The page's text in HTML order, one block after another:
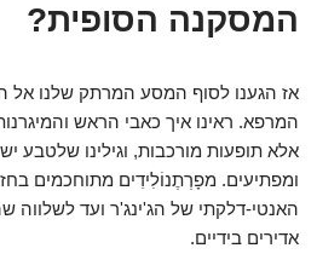
המסקנה הסופית?
אז הגענו לסוף המסע המרתק שלנו אל
המרפא. ראינו איך כאבי הראש
אלא תופעות מורכבות, וגילינו שלטבע
ומפתיעים. מפָרְתֶנוֹלִידִים מתוחכמים
האנטי-דלקתי של הג'ינג'ר ועד לשלווה
אדירים בידיים.